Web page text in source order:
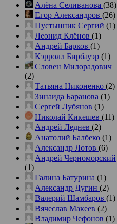
Алёна Селиванова (38)
Егор Александров (26)
Пустынник Сергий (1)
Леонид Клёнов (1)
Андрей Барков (1)
Кэрролл Бирбауэр (1)
Словен Милорадович
(2)
Татьяна Никоненко (2)
Зинаида Баранова (1)
Сергей Лубянов (1)
Николай Кикешев (11)
Андрей Леднев (2)
Анатолий Балбеко (1)
Александр Лотов (6)
Андрей Черноморский
(1)
Галина Батурина (1)
Александр Дугин (2)
Валерий Шамбаров (1)
Вячеслав Макеев (2)
Владимир Чефонов (1)